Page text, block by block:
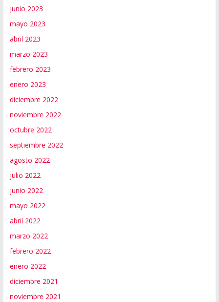
junio 2023
mayo 2023
abril 2023
marzo 2023
febrero 2023
enero 2023
diciembre 2022
noviembre 2022
octubre 2022
septiembre 2022
agosto 2022
julio 2022
junio 2022
mayo 2022
abril 2022
marzo 2022
febrero 2022
enero 2022
diciembre 2021
noviembre 2021